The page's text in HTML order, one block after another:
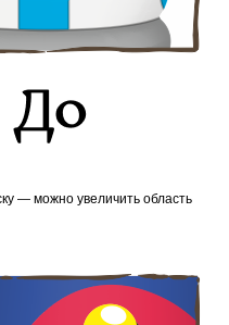
— можно увеличить область